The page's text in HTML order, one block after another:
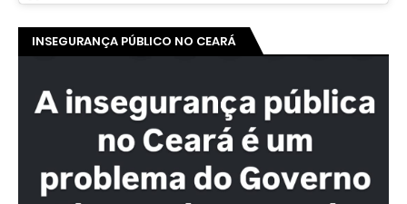
INSEGURANÇA PÚBLICO NO CEARÁ